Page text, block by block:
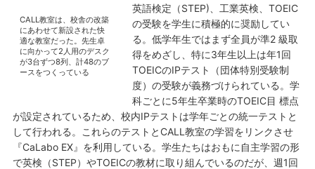
CALL教室は、校舎の改築
にあわせて新設された快
適な教室だった。先生卓
に向かって2人用のデスク
が3台ずつ8列、計48のブ
ースをつくっている
英語検定（STEP)、工業英検、TOEIC
の受験を学生に積極的に奨励してい
る。低学年生ではまず全員が準2 級取
得をめざし、特に3年生以上は年1回
TOEICのIPテスト（団体特別受験制
度）の受験が義務づけられている。学
科ごとに5年生卒業時のTOEIC目 標点
が設定されているため、校内IPテストは学年ごとの統一テストと
して行われる。これらのテストとCALL教室の学習をリンクさせ
『CaLabo EX』を利用している。学生たちはおもに自主学習の形
で英検（STEP）やTOEICの教材に取り組んでいるのだが、週1回